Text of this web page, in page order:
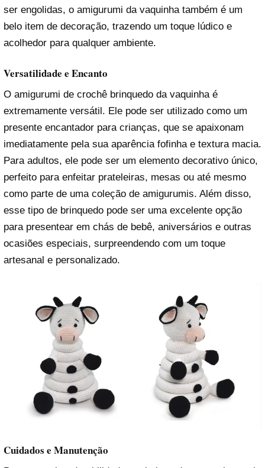
ser engolidas, o amigurumi da vaquinha também é um
belo item de decoração, trazendo um toque lúdico e
acolhedor para qualquer ambiente.
Versatilidade e Encanto
O amigurumi de crochê brinquedo da vaquinha é
extremamente versátil. Ele pode ser utilizado como um
presente encantador para crianças, que se apaixonam
imediatamente pela sua aparência fofinha e textura macia.
Para adultos, ele pode ser um elemento decorativo único,
perfeito para enfeitar prateleiras, mesas ou até mesmo
como parte de uma coleção de amigurumis. Além disso,
esse tipo de brinquedo pode ser uma excelente opção
para presentear em chás de bebê, aniversários e outras
ocasiões especiais, surpreendendo com um toque
artesanal e personalizado.
Cuidados e Manutenção